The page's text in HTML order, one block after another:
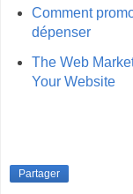
Comment
dépenser
The Web
Your Website
Partager